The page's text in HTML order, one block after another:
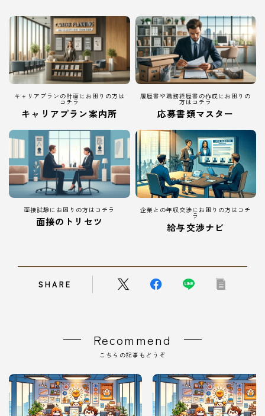
キャリアプランの計画にお困りの方は
コチラ
キャリアプラン案内所
履歴書や職務経歴書の作成にお困りの
方はコチラ
応募書類マスター
面接試験にお困りの方はコチラ
面接のトリセツ
企業との年収交渉にお困りの方はコチ
ラ
給与交渉ナビ
SHARE
Recommend
こちらの記事もどうぞ